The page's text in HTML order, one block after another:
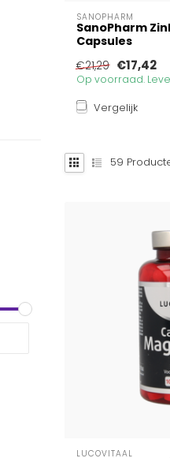
SANOPHARM
SanoPharm
Capsules
€21,29 €17,42
Op voorraad.
Vergelijk
59
LUCOVITAAL